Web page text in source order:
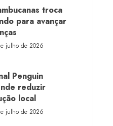
troca
para avançar
julho de 2026
Penguin
reduzir
local
julho de 2026